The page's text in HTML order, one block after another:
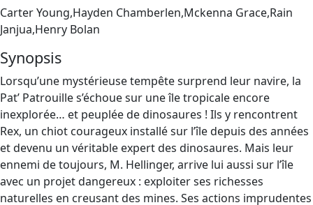
Carter Young,Hayden Chamberlen,Mckenna Grace,Rain
Janjua,Henry Bolan
Synopsis
Lorsqu’une mystérieuse tempête surprend leur navire, la
Pat’ Patrouille s’échoue sur une île tropicale encore
inexplorée… et peuplée de dinosaures ! Ils y rencontrent
Rex, un chiot courageux installé sur l’île depuis des années
et devenu un véritable expert des dinosaures. Mais leur
ennemi de toujours, M. Hellinger, arrive lui aussi sur l’île
avec un projet dangereux : exploiter ses richesses
naturelles en creusant des mines. Ses actions imprudentes